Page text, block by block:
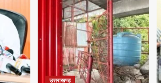
उत्तराखण्ड